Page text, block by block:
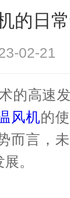
的日
02-
高速发
风机的
而言，
。